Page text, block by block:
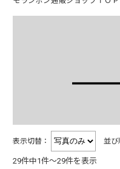
表示切替： 並び
29件中1件～29件を表示